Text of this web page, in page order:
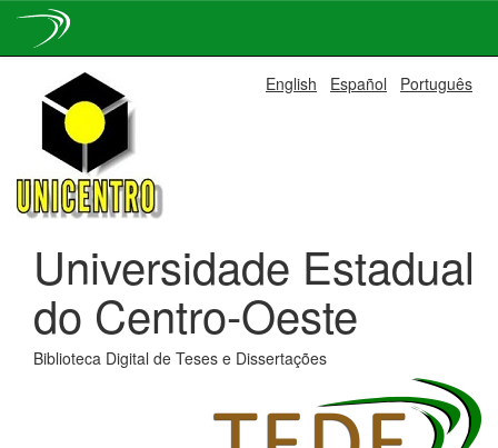
navigation
English Español Português
Universidade Estadual
do Centro-Oeste
Biblioteca Digital de Teses e Dissertações